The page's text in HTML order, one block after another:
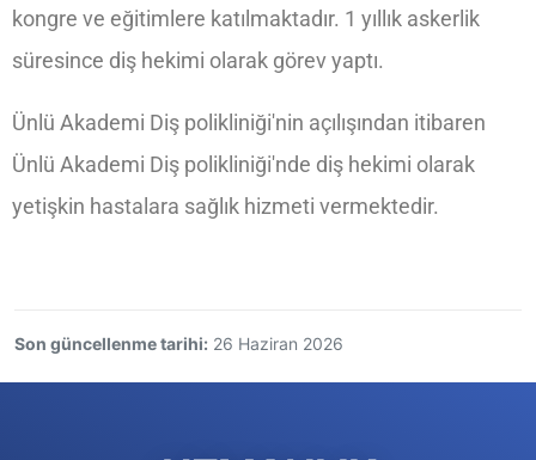
kongre ve eğitimlere katılmaktadır. 1 yıllık askerlik
süresince diş hekimi olarak görev yaptı.
Ünlü Akademi Diş polikliniği'nin açılışından itibaren
Ünlü Akademi Diş polikliniği'nde diş hekimi olarak
yetişkin hastalara sağlık hizmeti vermektedir.
Son güncellenme tarihi: 26 Haziran 2026